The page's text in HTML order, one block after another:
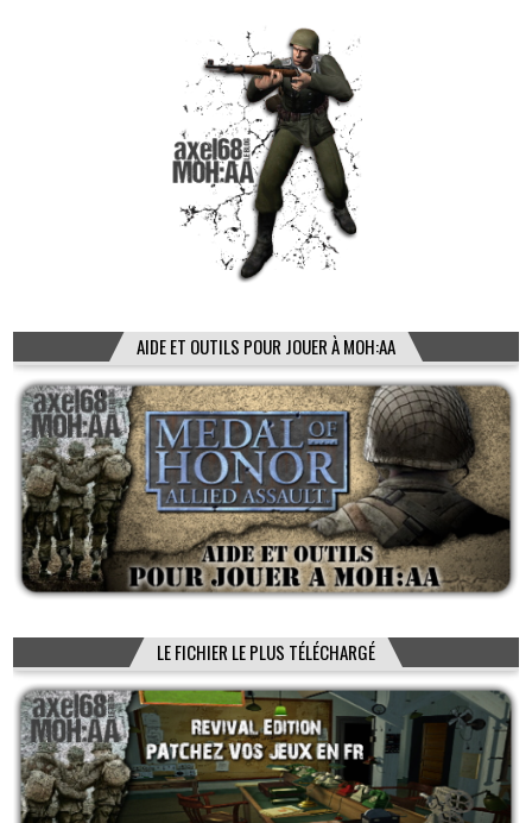
AIDE ET OUTILS POUR JOUER À MOH:AA
LE FICHIER LE PLUS TÉLÉCHARGÉ